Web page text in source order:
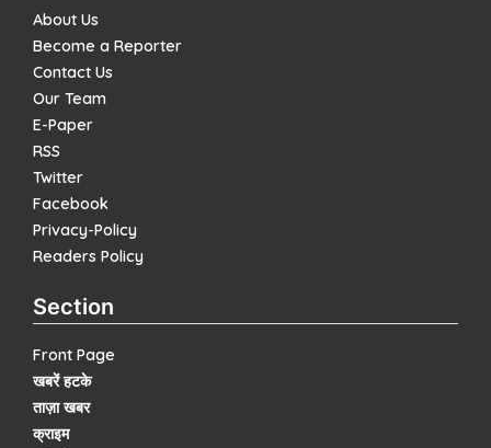
About Us
Become a Reporter
Contact Us
Our Team
E-Paper
RSS
Twitter
Facebook
Privacy-Policy
Readers Policy
Section
Front Page
खबरें हटके
ताज़ा खबर
क्राइम